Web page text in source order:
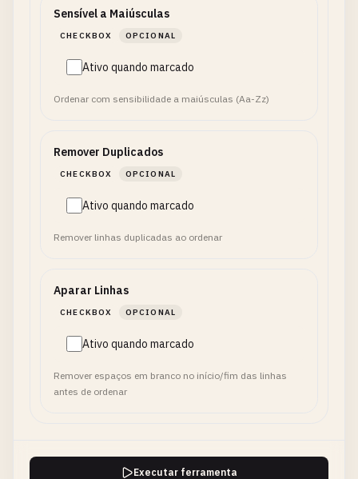
Sensível a Maiúsculas
CHECKBOX OPCIONAL
Ativo quando marcado
Ordenar com sensibilidade a maiúsculas (Aa-Zz)
Remover Duplicados
CHECKBOX OPCIONAL
Ativo quando marcado
Remover linhas duplicadas ao ordenar
Aparar Linhas
CHECKBOX OPCIONAL
Ativo quando marcado
Remover espaços em branco no início/fim das linhas
antes de ordenar
Executar ferramenta